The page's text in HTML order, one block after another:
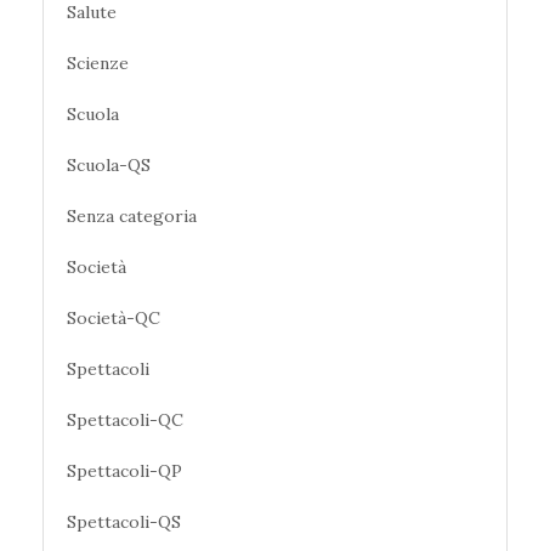
Salute
Scienze
Scuola
Scuola-QS
Senza categoria
Società
Società-QC
Spettacoli
Spettacoli-QC
Spettacoli-QP
Spettacoli-QS